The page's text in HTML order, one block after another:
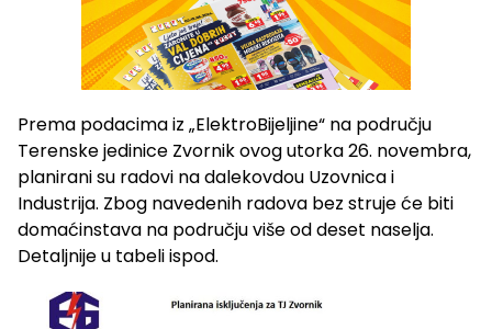
Prema podacima iz „ElektroBijeljine“ na području
Terenske jedinice Zvornik ovog utorka 26. novembra,
planirani su radovi na dalekovdou Uzovnica i
Industrija. Zbog navedenih radova bez struje će biti
domaćinstava na području više od deset naselja.
Detaljnije u tabeli ispod.